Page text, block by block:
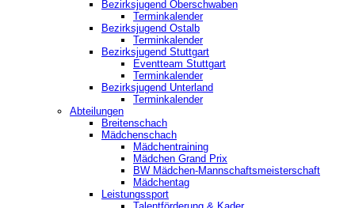
Bezirksjugend Oberschwaben
Terminkalender
Bezirksjugend Ostalb
Terminkalender
Bezirksjugend Stuttgart
‎Eventteam Stuttgart
Terminkalender
Bezirksjugend Unterland
Terminkalender
Abteilungen
Breitenschach
Mädchenschach
Mädchentraining
Mädchen Grand Prix
BW Mädchen-Mannschaftsmeisterschaft
Mädchentag
Leistungssport